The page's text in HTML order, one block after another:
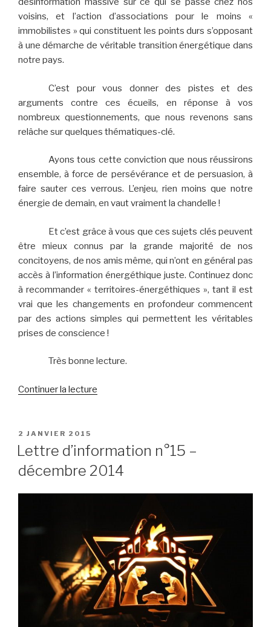
voisins, et l’action d’associations pour le moins «
immobilistes » qui constituent les points durs s’opposant
à une démarche de véritable transition énergétique dans
notre pays.
C’est pour vous donner des pistes et des
arguments contre ces écueils, en réponse à vos
nombreux questionnements, que nous revenons sans
relâche sur quelques thématiques-clé.
Ayons tous cette conviction que nous réussirons
ensemble, à force de persévérance et de persuasion, à
faire sauter ces verrous. L’enjeu, rien moins que notre
énergie de demain, en vaut vraiment la chandelle !
Et c’est grâce à vous que ces sujets clés peuvent
être mieux connus par la grande majorité de nos
concitoyens, de nos amis même, qui n’ont en général pas
accès à l’information énergéthique juste. Continuez donc
à recommander « territoires-énergéthiques », tant il est
vrai que les changements en profondeur commencent
par des actions simples qui permettent les véritables
prises de conscience !
Très bonne lecture.
Continuer la lecture
–
2015 »
PUBLIÉ
LE
2 JANVIER 2015
Lettre d’information n°15 –
décembre 2014